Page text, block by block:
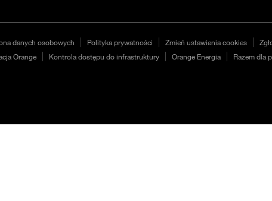
danych osobowych Polityka prywatności Zmień ustawienia cookies
Orange Kontrola dostępu do infrastruktury Orange Energia Razem dla